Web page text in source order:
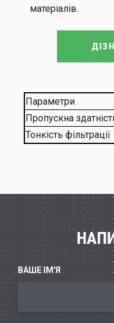
матеріалів.
Параметри
Пропускна
Тонкість фільтрації
ВАШЕ ІМ'Я